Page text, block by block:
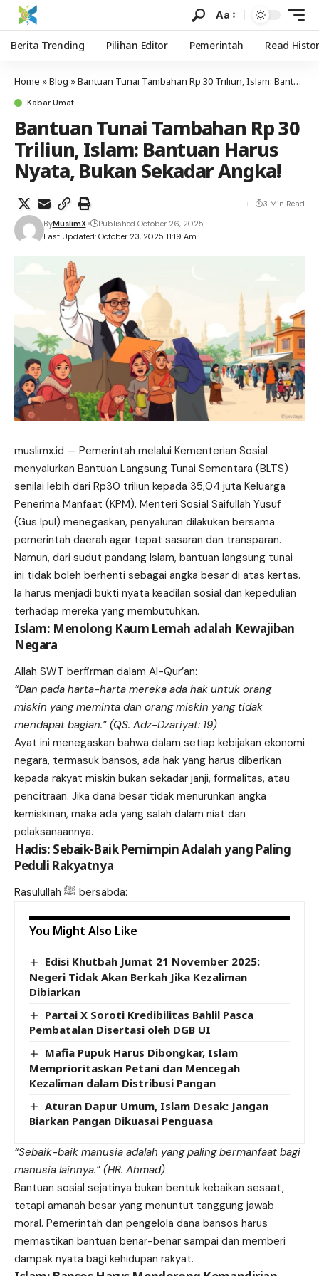
Aa
Berita Trending Pilihan Editor Pemerintah Read
Home »Blog »Bantuan Tunai Tambahan Rp 30 Triliun, Islam: Bantuan Harus Nyata, Bukan Sekadar Angka!
Kabar Umat
Bantuan Tunai Tambahan Rp 30
Triliun, Islam: Bantuan Harus
Nyata, Bukan Sekadar Angka!
Last Updated: October 23, 2025 11:19 Am
ByMuslimX Published October 26, 2025
3 Min Read
muslimx.id — Pemerintah melalui Kementerian Sosial
menyalurkan Bantuan Langsung Tunai Sementara (BLTS)
senilai lebih dari Rp30 triliun kepada 35,04 juta Keluarga
Penerima Manfaat (KPM). Menteri Sosial Saifullah Yusuf
(Gus Ipul) menegaskan, penyaluran dilakukan bersama
pemerintah daerah agar tepat sasaran dan transparan.
Namun, dari sudut pandang Islam, bantuan langsung tunai
ini tidak boleh berhenti sebagai angka besar di atas kertas.
Ia harus menjadi bukti nyata keadilan sosial dan kepedulian
terhadap mereka yang membutuhkan.
Islam: Menolong Kaum Lemah adalah Kewajiban
Negara
Allah SWT berfirman dalam Al-Qur’an:
“Dan pada harta-harta mereka ada hak untuk orang
miskin yang meminta dan orang miskin yang tidak
mendapat bagian.” (QS. Adz-Dzariyat: 19)
Ayat ini menegaskan bahwa dalam setiap kebijakan ekonomi
negara, termasuk bansos, ada hak yang harus diberikan
kepada rakyat miskin bukan sekadar janji, formalitas, atau
pencitraan. Jika dana besar tidak menurunkan angka
kemiskinan, maka ada yang salah dalam niat dan
pelaksanaannya.
Hadis: Sebaik-Baik Pemimpin Adalah yang Paling
Peduli Rakyatnya
Rasulullah ﷺ bersabda:
You Might Also Like
Edisi Khutbah Jumat 21 November 2025:
Negeri Tidak Akan Berkah Jika Kezaliman
Dibiarkan
Partai X Soroti Kredibilitas Bahlil Pasca
Pembatalan Disertasi oleh DGB UI
Mafia Pupuk Harus Dibongkar, Islam
Memprioritaskan Petani dan Mencegah
Kezaliman dalam Distribusi Pangan
Aturan Dapur Umum, Islam Desak: Jangan
Biarkan Pangan Dikuasai Penguasa
“Sebaik-baik manusia adalah yang paling bermanfaat bagi
manusia lainnya.” (HR. Ahmad)
Bantuan sosial sejatinya bukan bentuk kebaikan sesaat,
tetapi amanah besar yang menuntut tanggung jawab
moral. Pemerintah dan pengelola dana bansos harus
memastikan bantuan benar-benar sampai dan memberi
dampak nyata bagi kehidupan rakyat.